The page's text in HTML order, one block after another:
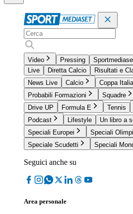
Video Pressing
Live
Diretta Calcio
Risultati e
News Live
Calcio Coppa Italia
Probabili Formazioni
Squadre
Drive UP
Formula E Tennis
Podcast
Lifestyle
Un libro a
Speciali Europei
Speciali
Speciale Scudetti
Speciali
Seguici anche su
Area personale